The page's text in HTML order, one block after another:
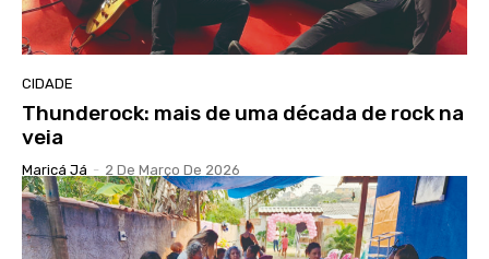
CIDADE
Thunderock: mais de uma década de rock na
veia
Maricá Já - 2 De Março De 2026